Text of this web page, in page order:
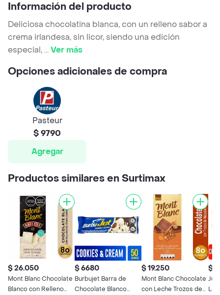
Información del producto
Deliciosa chocolatina blanca, con un relleno sabor a
crema irlandesa, sin licor, siendo una edición
especial, ...Ver más
Opciones adicionales de compra
Pasteur
$ 9790
Agregar
Productos similares en Surtimax
$ 26.050
Mont Blanc Chocolate
Blanco con Relleno
$ 6680
Burbujet Barra de
Chocolate Blanco
$ 19.250
Mont Blanc Chocolate
con Leche Trozos de
$